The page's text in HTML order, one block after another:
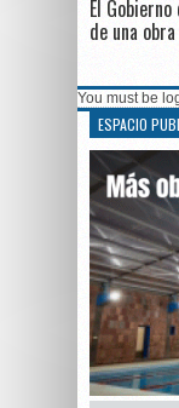
El
de una
You must be
ESPACIO